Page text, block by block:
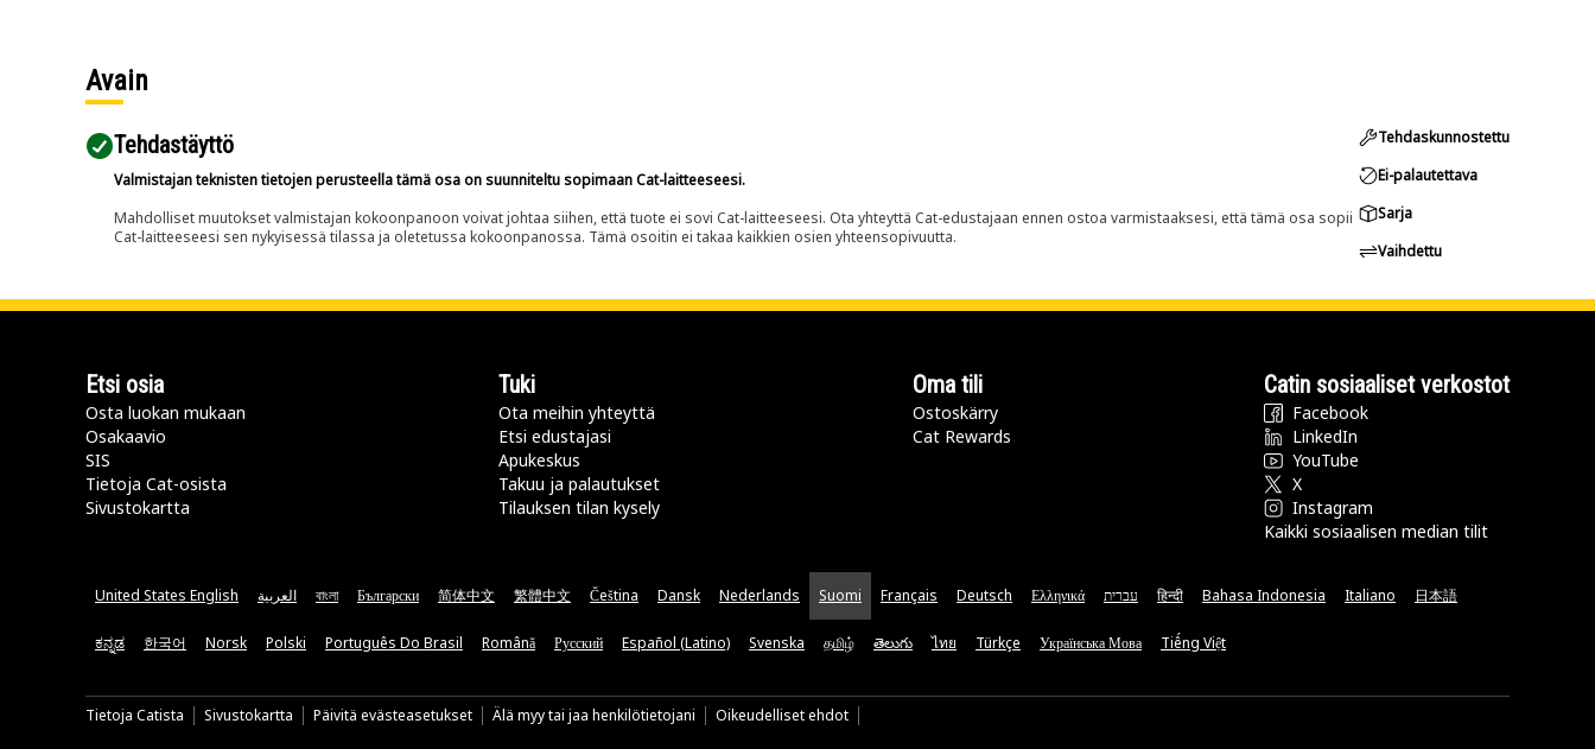
Avain
Tehdastäyttö
Valmistajan teknisten tietojen perusteella tämä osa on suunniteltu sopimaan Cat-laitteeseesi.
Mahdolliset muutokset valmistajan kokoonpanoon voivat johtaa siihen, että tuote ei sovi Cat-laitteeseesi. Ota yhteyttä Cat-edustajaan ennen ostoa varmistaaksesi, että tämä osa sopii
Cat-laitteeseesi sen nykyisessä tilassa ja oletetussa kokoonpanossa. Tämä osoitin ei takaa kaikkien osien yhteensopivuutta.
Tehdaskunnostettu
Ei-palautettava
Sarja
Vaihdettu
Etsi osia
Osta luokan mukaan
Osakaavio
SIS
Tietoja Cat-osista
Sivustokartta
Tuki
Ota meihin yhteyttä
Etsi edustajasi
Apukeskus
Takuu ja palautukset
Tilauksen tilan kysely
Oma tili
Ostoskärry
Cat Rewards
Catin sosiaaliset verkostot
Facebook
LinkedIn
YouTube
X
Instagram
Kaikki sosiaalisen median tilit
United States English العربية বাংলা Български 简体中文 繁體中文 Čeština Dansk Nederlands Suomi Français Deutsch Ελληνικά עברית हिन्दी Bahasa Indonesia Italiano 日本語
ಕನ್ನಡ 한국어 Norsk Polski Português Do Brasil Română Русский Español (Latino) Svenska தமிழ் తెలుగు ไทย Türkçe Українська Мова Tiếng Việt
Tietoja Catista Sivustokartta Päivitä evästeasetukset Älä myy tai jaa henkilötietojani Oikeudelliset ehdot